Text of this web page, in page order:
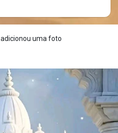
adicionou uma foto